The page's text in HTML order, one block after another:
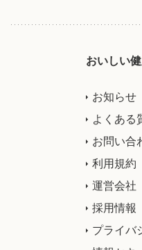
おいしい
お知らせ
よくある
お問い合
利用規約
運営会社
採用情報
プライバ